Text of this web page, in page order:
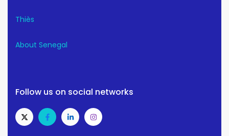
Thiès
About Senegal
Follow us on social networks